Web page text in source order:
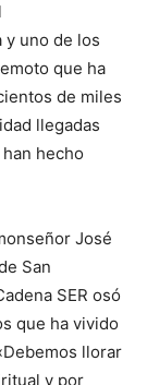
y uno de los
que ha
de miles
llegadas
hecho
José
San
SER osó
que ha vivido
llorar
y por